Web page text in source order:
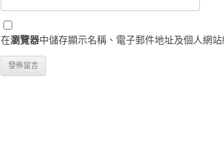
在瀏覽器中儲存顯示名稱、電子郵件地址及個人網